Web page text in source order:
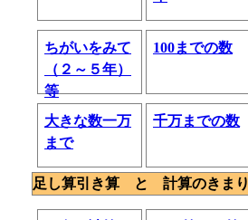
ちがいをみて
（２～５年）
等
100までの数
大きな数一万
まで
千万までの数
足し算引き算 と 計算のきまり